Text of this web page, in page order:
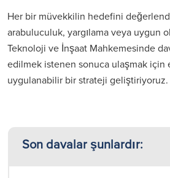
Her bir müvekkilin hedefini
arabuluculuk, yargılama veya uygun
Teknoloji ve İnşaat Mahkemesinde
edilmek istenen sonuca ulaşmak için
uygulanabilir bir strateji geliştiriyoruz.
Son davalar şunlardır: